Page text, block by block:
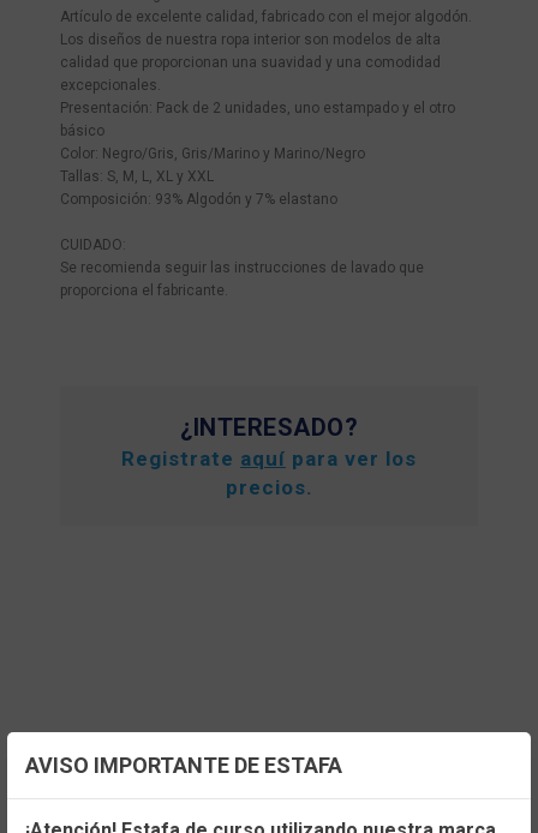
Artículo de excelente calidad, fabricado con el mejor algodón.
Los diseños de nuestra ropa interior son modelos de alta
calidad que proporcionan una suavidad y una comodidad
excepcionales.
Presentación: Pack de 2 unidades, uno estampado y el otro
básico
Color: Negro/Gris, Gris/Marino y Marino/Negro
Tallas: S, M, L, XL y XXL
Composición: 93% Algodón y 7% elastano
CUIDADO:
Se recomienda seguir las instrucciones de lavado que
proporciona el fabricante.
¿INTERESADO?
Registrate aquí para ver los
precios.
TENEMOS MUCHOS MÁS !
Configuración de cookies
AVISO IMPORTANTE DE ESTAFA